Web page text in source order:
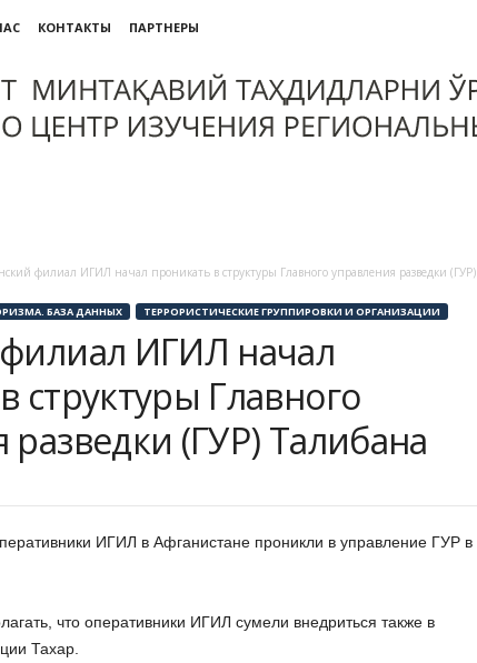
КОНТАКТЫ
ПАРТНЕРЫ
филиал ИГИЛ начал проникать в структуры Главного управления разведки (ГУР)
БАЗА ДАННЫХ ТЕРРОРИСТИЧЕСКИЕ ГРУППИРОВКИ И ОРГАНИЗАЦИИ
ИГИЛ начал
структуры Главного
разведки (ГУР) Талибана
ИГИЛ в Афганистане проникли в управление ГУР в
что оперативники ИГИЛ сумели внедриться также в
Тахар.